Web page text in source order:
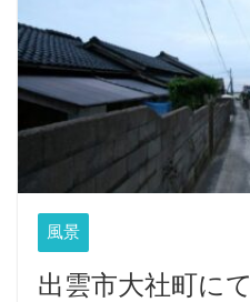
風景
出雲市大社町にて